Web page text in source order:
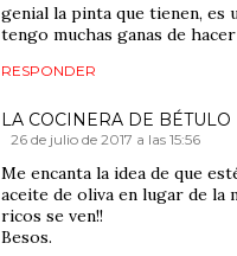
genial la pinta que tienen, es
tengo muchas ganas de hacer
RESPONDER
LA COCINERA DE BÉTULO
26 de julio de 2017 a las 15:56
Me encanta la idea de que
aceite de oliva en lugar de la
ricos se ven!!
Besos.